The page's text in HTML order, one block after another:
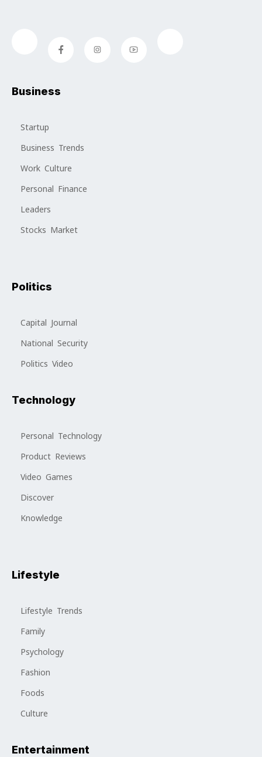
Business
Startup
Business Trends
Work Culture
Personal Finance
Leaders
Stocks Market
Politics
Capital Journal
National Security
Politics Video
Technology
Personal Technology
Product Reviews
Video Games
Discover
Knowledge
Lifestyle
Lifestyle Trends
Family
Psychology
Fashion
Foods
Culture
Entertainment